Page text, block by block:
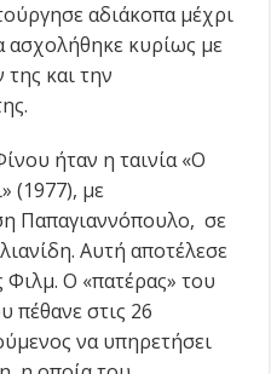
αδιάκοπα μέχρι
ασχολήθηκε κυρίως με
της και την
ήταν η ταινία «Ο
(1977), με
Παπαγιαννόπουλο, σε
Αυτή αποτέλεσε
Φιλμ. Ο «πατέρας» του
πέθανε στις 26
να υπηρετήσει